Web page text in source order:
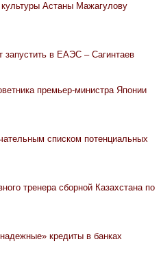
Астаны Мажагулову
запустить в ЕАЭС – Сагинтаев
премьер-министра Японии
списком потенциальных
тренера сборной Казахстана по
кредиты в банках